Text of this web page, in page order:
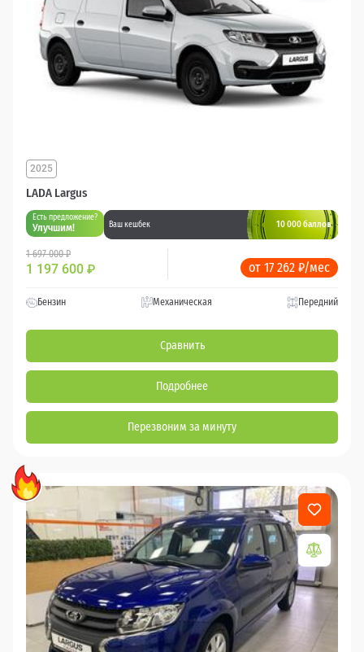
LADA Largus
2025
Есть предложение?
Улучшим! Ваш кешбек 10 000 баллов
1 697 000 ₽
1 197 600 ₽ от 17 262 ₽/мес
Бензин Механическая Передний
Сравнить
Подробнее
Перезвоним за минуту